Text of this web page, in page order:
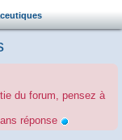
du forum, pensez à
réponse